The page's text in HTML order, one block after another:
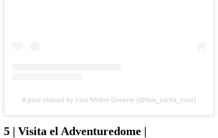
A post shared by Lisa Motos Greene (@lisa_santa_cruz)
5 | Visita el Adventuredome |